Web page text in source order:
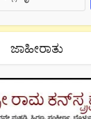
ಜಾಹೀರಾತು